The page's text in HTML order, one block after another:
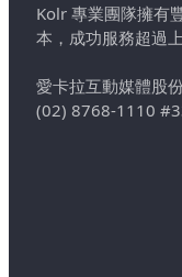
Kolr 專業團隊擁有
本，成功服務超過
愛卡拉互動媒體股
(02) 8768-1110